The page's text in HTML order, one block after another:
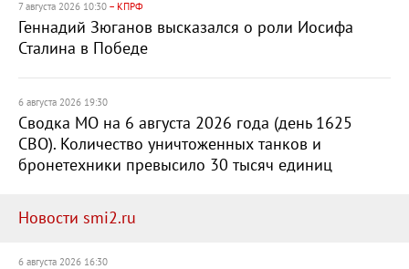
7 августа 2026 10:30 – КПРФ
Геннадий Зюганов высказался о роли Иосифа
Сталина в Победе
6 августа 2026 19:30
Сводка МО на 6 августа 2026 года (день 1625
СВО). Количество уничтоженных танков и
бронетехники превысило 30 тысяч единиц
Новости smi2.ru
6 августа 2026 16:30